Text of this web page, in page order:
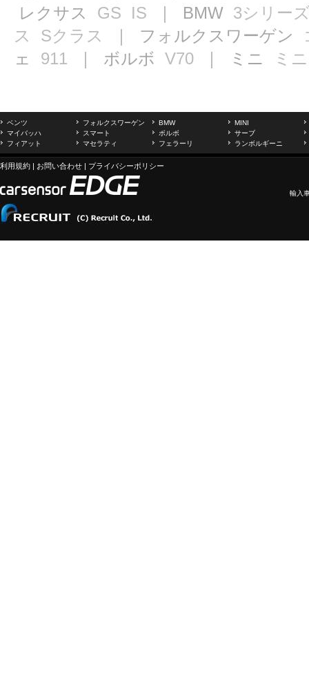
レクサス GS IS ｜ BMW 3シリー
ス
Sクラス ｜ フォルクスワーゲン
ェ 911 ｜ ボルボ V70 ｜ ミニ ミニ
ベンツ フォルクスワーゲン BMW
MINI
マイバッハ
スマート ボルボ
サーブ
フィアット
マセラティ フェラーリ ランボルギーニ
利用規約 | お問い合わせ | プライバシーポリシー
輸入